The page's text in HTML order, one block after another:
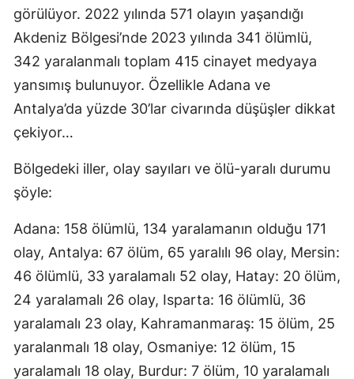
görülüyor. 2022 yılında 571 olayın yaşandığı
Akdeniz Bölgesi’nde 2023 yılında 341 ölümlü,
342 yaralanmalı toplam 415 cinayet medyaya
yansımış bulunuyor. Özellikle Adana ve
Antalya’da yüzde 30’lar civarında düşüşler dikkat
çekiyor…
Bölgedeki iller, olay sayıları ve ölü-yaralı durumu
şöyle:
Adana: 158 ölümlü, 134 yaralamanın olduğu 171
olay, Antalya: 67 ölüm, 65 yaralılı 96 olay, Mersin:
46 ölümlü, 33 yaralamalı 52 olay, Hatay: 20 ölüm,
24 yaralamalı 26 olay, Isparta: 16 ölümlü, 36
yaralamalı 23 olay, Kahramanmaraş: 15 ölüm, 25
yaralanmalı 18 olay, Osmaniye: 12 ölüm, 15
yaralamalı 18 olay, Burdur: 7 ölüm, 10 yaralamalı